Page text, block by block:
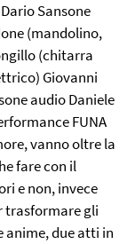
Sansone
(mandolino,
(chitarra
Giovanni
audio Daniele
FUNA
vanno oltre la
fare con il
e non, invece
trasformare gli
anime, due atti in